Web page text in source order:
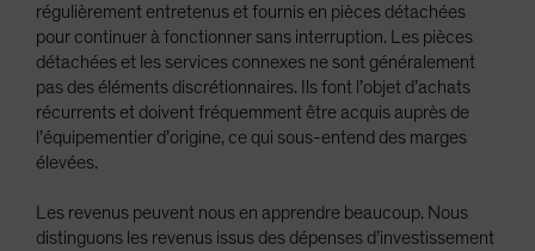
régulièrement entretenus et fournis en pièces détachées
pour continuer à fonctionner sans interruption. Les pièces
détachées et les services connexes ne sont généralement
pas des éléments discrétionnaires. Ils font l’objet d’achats
récurrents et doivent fréquemment être acquis auprès de
l’équipementier d’origine, ce qui sous-entend des marges
élevées.
Les revenus peuvent nous en apprendre beaucoup. Nous
distinguons les revenus issus des dépenses d’investissement